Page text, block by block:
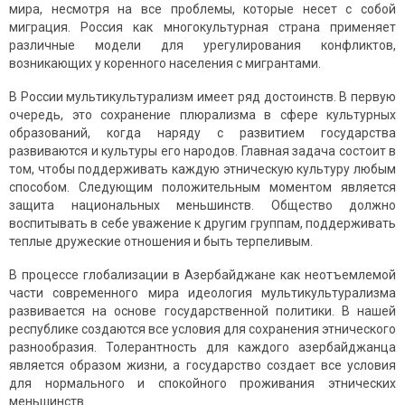
мира, несмотря на все проблемы, которые несет с собой
миграция. Россия как многокультурная страна применяет
различные модели для урегулирования конфликтов,
возникающих у коренного населения с мигрантами.
В России мультикультурализм имеет ряд достоинств. В первую
очередь, это сохранение плюрализма в сфере культурных
образований, когда наряду с развитием государства
развиваются и культуры его народов. Главная задача состоит в
том, чтобы поддерживать каждую этническую культуру любым
способом. Следующим положительным моментом является
защита национальных меньшинств. Общество должно
воспитывать в себе уважение к другим группам, поддерживать
теплые дружеские отношения и быть терпеливым.
В процессе глобализации в Азербайджане как неотъемлемой
части современного мира идеология мультикультурализма
развивается на основе государственной политики. В нашей
республике создаются все условия для сохранения этнического
разнообразия. Толерантность для каждого азербайджанца
является образом жизни, а государство создает все условия
для нормального и спокойного проживания этнических
меньшинств.